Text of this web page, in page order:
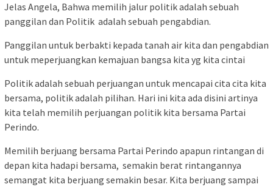
Jelas Angela, Bahwa memilih jalur politik adalah sebuah
panggilan dan Politik adalah sebuah pengabdian.
Panggilan untuk berbakti kepada tanah air kita dan pengabdian
untuk meperjuangkan kemajuan bangsa kita yg kita cintai
Politik adalah sebuah perjuangan untuk mencapai cita cita kita
bersama, politik adalah pilihan. Hari ini kita ada disini artinya
kita telah memilih perjuangan politik kita bersama Partai
Perindo.
Memilih berjuang bersama Partai Perindo apapun rintangan di
depan kita hadapi bersama, semakin berat rintangannya
semangat kita berjuang semakin besar. Kita berjuang sampai